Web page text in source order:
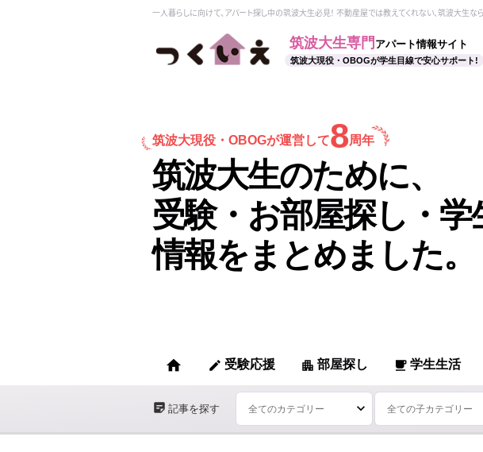
一人暮らしに向けて、アパート探し中の筑波大生必見！ 不動産屋では教えてくれない、筑波大生
筑波大生専門 アパート情報サイト
筑波大現役・OBOGが学生目線で安心サポート!
筑波大現役・ OBOGが運営して8周年
筑波大生のために、
受験・お部屋探し・学
情報をまとめました。
home edit 受験応援 apartment 部屋探し local_cafe 学生生活
sticky_note_2 記事を探す